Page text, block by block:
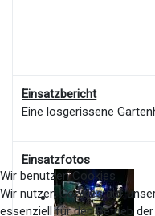
Einsatzbericht
Eine losgerissene
Einsatzfotos
Wir benutzen Cookies
Wir nutzen Cookies auf
essenziell für den Betrieb